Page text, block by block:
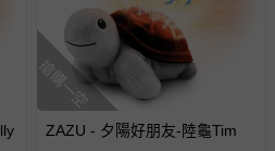
搶購一空
ZAZU - 夕陽好朋友-陸龜Tim